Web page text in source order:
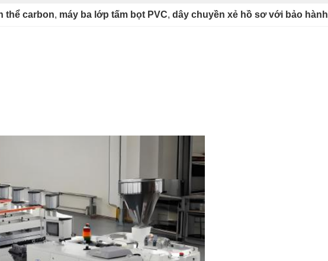
thể carbon, máy ba lớp tấm bọt PVC, dây chuyền xẻ hồ sơ với bảo hành